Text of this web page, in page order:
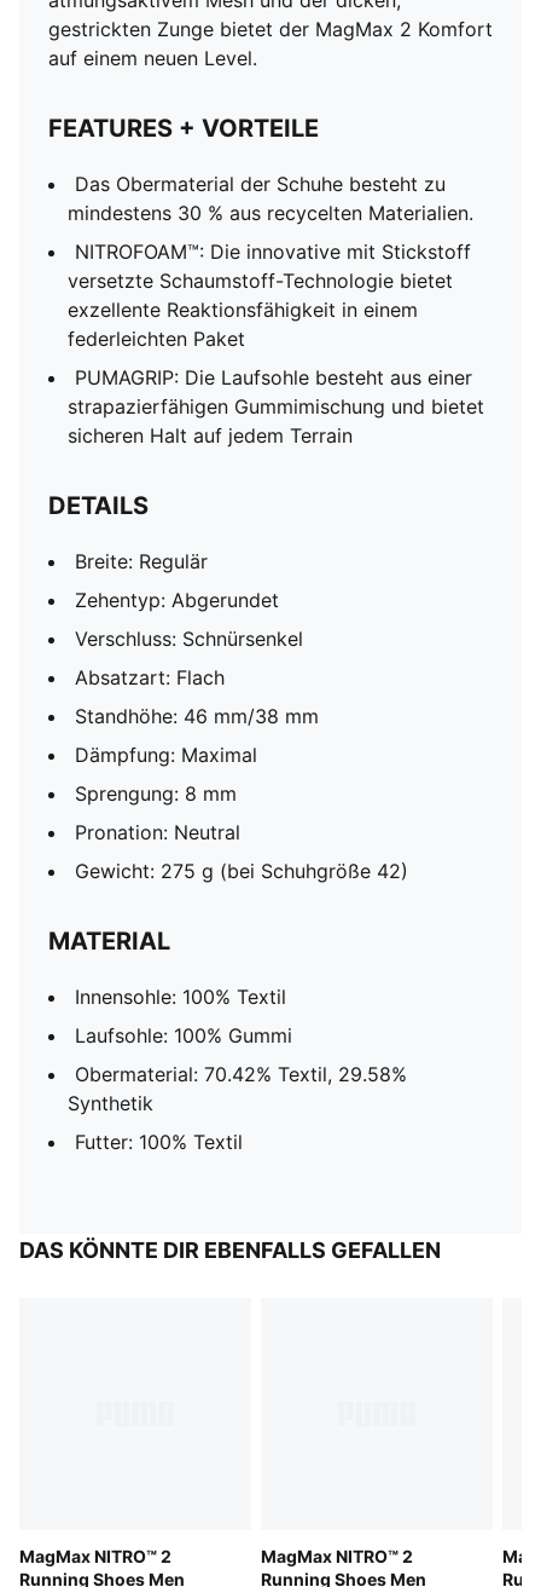
gestrickten Zunge bietet der MagMax 2 Komfort
auf einem neuen Level.
FEATURES + VORTEILE
Das Obermaterial der Schuhe besteht zu
mindestens 30 % aus recycelten Materialien.
NITROFOAM™: Die innovative mit Stickstoff
versetzte Schaumstoff-Technologie bietet
exzellente Reaktionsfähigkeit in einem
federleichten Paket
PUMAGRIP: Die Laufsohle besteht aus einer
strapazierfähigen Gummimischung und bietet
sicheren Halt auf jedem Terrain
DETAILS
Breite: Regulär
Zehentyp: Abgerundet
Verschluss: Schnürsenkel
Absatzart: Flach
Standhöhe: 46 mm/38 mm
Dämpfung: Maximal
Sprengung: 8 mm
Pronation: Neutral
Gewicht: 275 g (bei Schuhgröße 42)
MATERIAL
Innensohle: 100% Textil
Laufsohle: 100% Gummi
Obermaterial: 70.42% Textil, 29.58%
Synthetik
Futter: 100% Textil
DAS KÖNNTE DIR EBENFALLS GEFALLEN
MagMax NITRO™ 2
Running Shoes Men
MagMax NITRO™ 2
Running Shoes Men